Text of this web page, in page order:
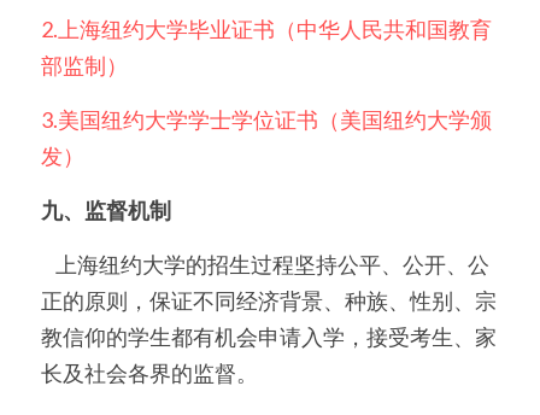
2.上海纽约大学毕业证书（中华人民共和国教育
部监制）
3.美国纽约大学学士学位证书（美国纽约大学颁
发）
九、监督机制
正的原则，保证不同经济背景、种族、性别、宗
教信仰的学生都有机会申请入学，接受考生、家
长及社会各界的监督。